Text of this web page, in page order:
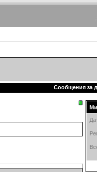
Сообщения за